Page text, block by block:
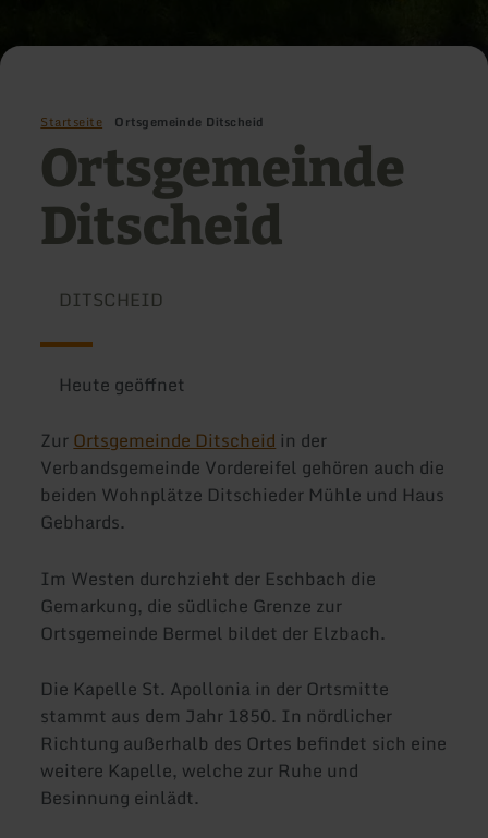
Startseite Ortsgemeinde Ditscheid
Ortsgemeinde
Ditscheid
DITSCHEID
Heute geöffnet
ZurOrtsgemeinde Ditscheid in der
Verbandsgemeinde Vordereifel gehören auch die
beiden Wohnplätze Ditschieder Mühle und Haus
Gebhards.
Im Westen durchzieht der Eschbach die
Gemarkung, die südliche Grenze zur
Ortsgemeinde Bermel bildet der Elzbach.
Die Kapelle St. Apollonia in der Ortsmitte
stammt aus dem Jahr 1850. In nördlicher
Richtung außerhalb des Ortes befindet sich eine
weitere Kapelle, welche zur Ruhe und
Besinnung einlädt.